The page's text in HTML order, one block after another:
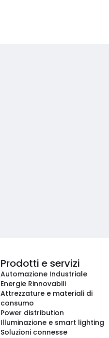
Prodotti e servizi
Automazione Industriale
Energie Rinnovabili
Attrezzature e materiali di
consumo
Power distribution
Illuminazione e smart lighting
Soluzioni connesse